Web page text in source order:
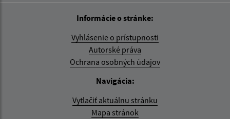
Informácie o stránke:
Vyhlásenie o prístupnosti
Autorské práva
Ochrana osobných údajov
Navigácia:
Vytlačiť aktuálnu stránku
Mapa stránok